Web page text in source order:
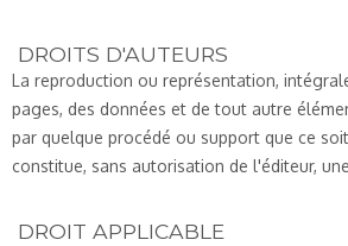
DROITS D'AUTEURS
La reproduction ou représentation,
pages, des données et de tout autre
par quelque procédé ou support que ce
constitue, sans autorisation de l'éditeur,
DROIT APPLICABLE